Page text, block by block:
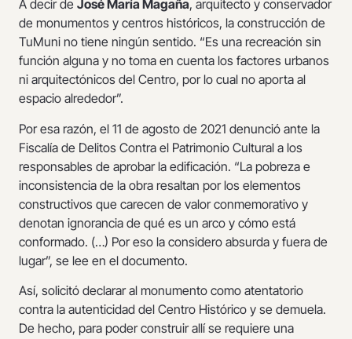
A decir de José María Magaña, arquitecto y conservador
de monumentos y centros históricos, la construcción de
TuMuni no tiene ningún sentido. “Es una recreación sin
función alguna y no toma en cuenta los factores urbanos
ni arquitectónicos del Centro, por lo cual no aporta al
espacio alrededor”.
Por esa razón, el 11 de agosto de 2021 denunció ante la
Fiscalía de Delitos Contra el Patrimonio Cultural a los
responsables de aprobar la edificación. “La pobreza e
inconsistencia de la obra resaltan por los elementos
constructivos que carecen de valor conmemorativo y
denotan ignorancia de qué es un arco y cómo está
conformado. (…) Por eso la considero absurda y fuera de
lugar”, se lee en el documento.
Así, solicitó declarar al monumento como atentatorio
contra la autenticidad del Centro Histórico y se demuela.
De hecho, para poder construir allí se requiere una